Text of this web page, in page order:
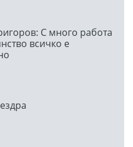
С много работа
всичко е